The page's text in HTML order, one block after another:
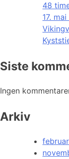
48
17.
Siste
Ingen
Arkiv